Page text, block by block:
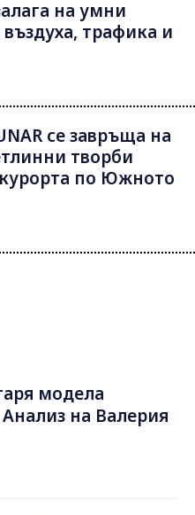
на умни
трафика и
се завръща на
творби
по Южното
модела
Анализ на Валерия